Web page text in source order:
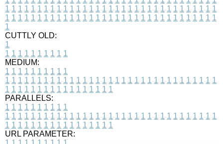
1 1 1 1 1 1 1 1 1 1 1 1 1 1 1 1 1 1 1 1 1 1 1 1 1 1 1 1 1 1 1 1 1
1 1 1 1 1 1 1 1 1 1 1 1 1 1 1 1 1 1 1 1 1 1 1 1 1 1 1 1 1 1 1 1 1
1
CUTTLY OLD:
1
1 1 1 1 1 1 1 1 1 1
MEDIUM:
1 1 1 1 1 1 1 1 1 1
1 1 1 1 1 1 1 1 1 1 1 1 1 1 1 1 1 1 1 1 1 1 1 1 1 1 1 1 1 1 1 1 1
1 1 1 1 1 1 1 1 1 1 1 1 1 1 1 1 1
PARALLELS:
1 1 1 1 1 1 1 1 1 1
1 1 1 1 1 1 1 1 1 1 1 1 1 1 1 1 1 1 1 1 1 1 1 1 1 1 1 1 1 1 1 1 1
1 1 1 1 1 1 1 1 1 1 1 1 1 1 1 1 1
URL PARAMETER: